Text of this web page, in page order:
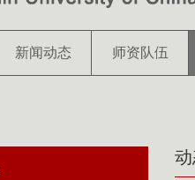
新闻动态 师资队伍